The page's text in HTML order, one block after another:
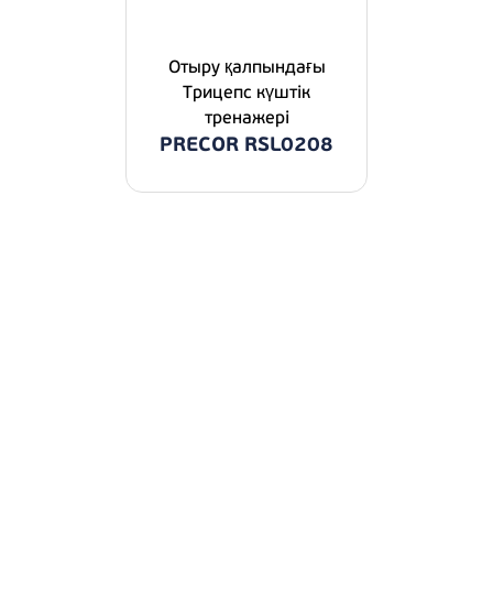
Отыру қалпындағы
Трицепс күштік
тренажері
PRECOR RSL0208